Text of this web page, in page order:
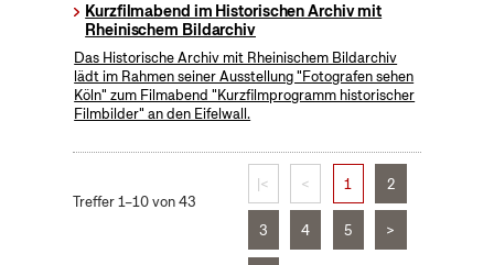
Kurzfilmabend im Historischen Archiv mit
Rheinischem Bildarchiv
Das Historische Archiv mit Rheinischem Bildarchiv
lädt im Rahmen seiner Ausstellung "Fotografen sehen
Köln" zum Filmabend "Kurzfilmprogramm historischer
Filmbilder" an den Eifelwall.
Treffer 1–10 von 43
|< < 1 2
3 4 5 >